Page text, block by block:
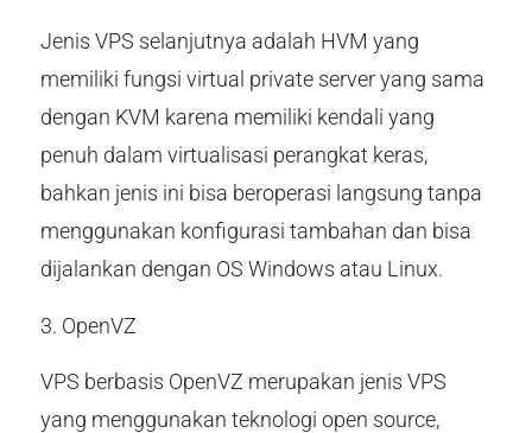
Jenis VPS selanjutnya adalah HVM yang
memiliki fungsi virtual private server yang sama
dengan KVM karena memiliki kendali yang
penuh dalam virtualisasi perangkat keras,
bahkan jenis ini bisa beroperasi langsung tanpa
menggunakan konfigurasi tambahan dan bisa
dijalankan dengan OS Windows atau Linux.
3. OpenVZ
VPS berbasis OpenVZ merupakan jenis VPS
yang menggunakan teknologi open source,